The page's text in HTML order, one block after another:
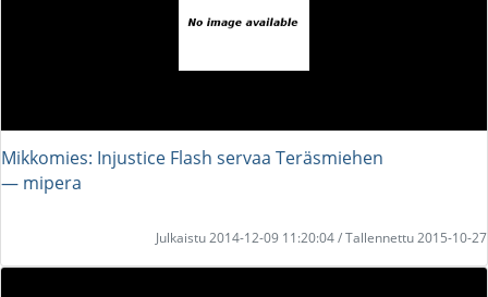
Mikkomies: Injustice Flash servaa Teräsmiehen
― mipera
Julkaistu 2014-12-09 11:20:04 / Tallennettu 2015-10-27